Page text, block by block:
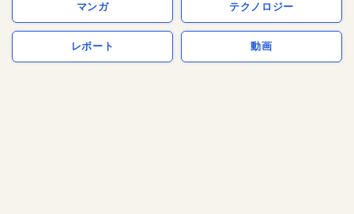
マンガ テクノロジー
レポート 動画